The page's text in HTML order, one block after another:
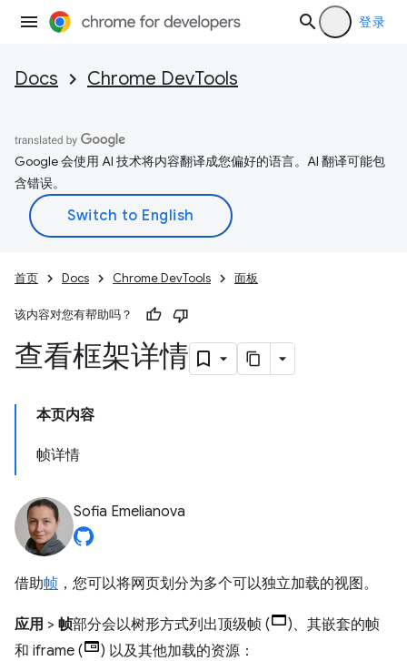
登录
Docs Chrome DevTools
Google 会使用 AI 技术将内容翻译成您偏好的语言。AI 翻译可能包
含错误。
首页 Docs Chrome DevTools 面板
该内容对您有帮助吗？
查看框架详情
本页内容
帧详情
Sofia Emelianova
借助帧 ，您可以将网页划分为多个可以独立加载的视图。
应用 > 帧部分会以树形方式列出顶级帧 (
)、其嵌套的帧
和 iframe (
) 以及其他加载的资源：